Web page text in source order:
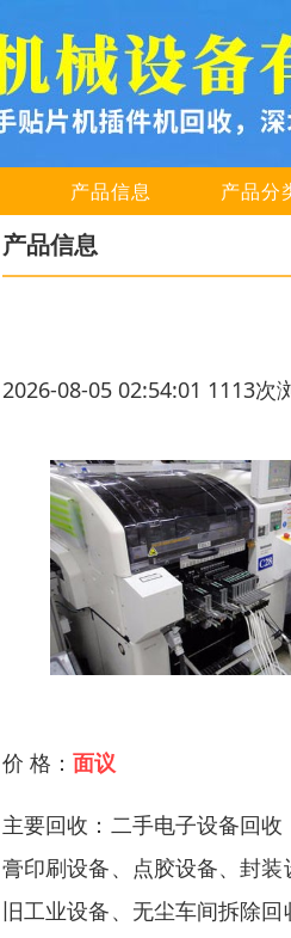
产品信息 产品分
产品信息
2026-08-05 02:54:01 1113次
价 格： 面议
主要回收：二手电子设备回
膏印刷设备、点胶设备、封
旧工业设备、无尘车间拆除